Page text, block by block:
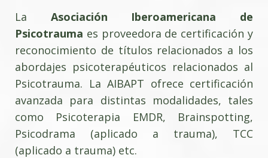
La Asociación Iberoamericana de
Psicotrauma es proveedora de certificación y
reconocimiento de títulos relacionados a los
abordajes psicoterapéuticos relacionados al
Psicotrauma. La AIBAPT ofrece certificación
avanzada para distintas modalidades, tales
como Psicoterapia EMDR, Brainspotting,
Psicodrama (aplicado a trauma), TCC
(aplicado a trauma) etc.